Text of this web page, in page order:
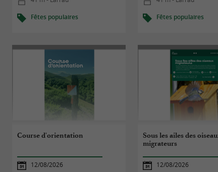
Fêtes populaires Fêtes populaires
Course d'orientation
12/08/2026
Sous les ailes des
migrateurs
12/08/2026